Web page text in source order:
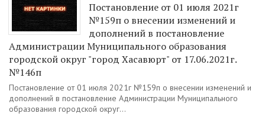
Постановление от 01 июля 2021г
№159п о внесении изменений и
дополнений в постановление
Администрации Муниципального образования
городской округ "город Хасавюрт" от 17.06.2021г.
№146п
Постановление от 01 июля 2021г №159п о внесении изменений и
дополнений в постановление Администрации Муниципального
образования городской округ...